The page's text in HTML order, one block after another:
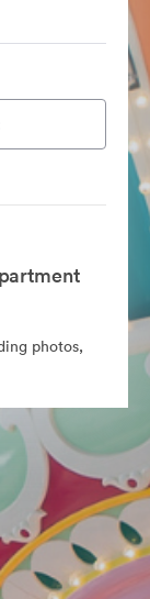
photos,